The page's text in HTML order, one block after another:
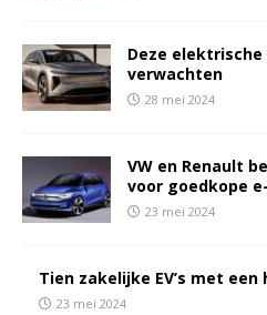
Deze elektrische
verwachten
28 mei 2024
VW en Renault
voor goedkope
23 mei 2024
Tien zakelijke EV’s met
23 mei 2024